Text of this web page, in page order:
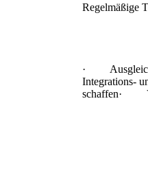
Regelmäßige
·
Integrations-
schaffen·